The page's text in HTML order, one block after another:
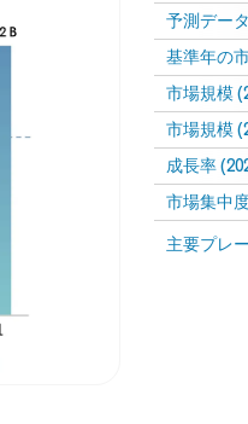
予測デー
基準年の
市場規模
市場規模
成長率
市場集中
主要プレ
画像 ©
。再利用にはCC BY 4.0の表示が必